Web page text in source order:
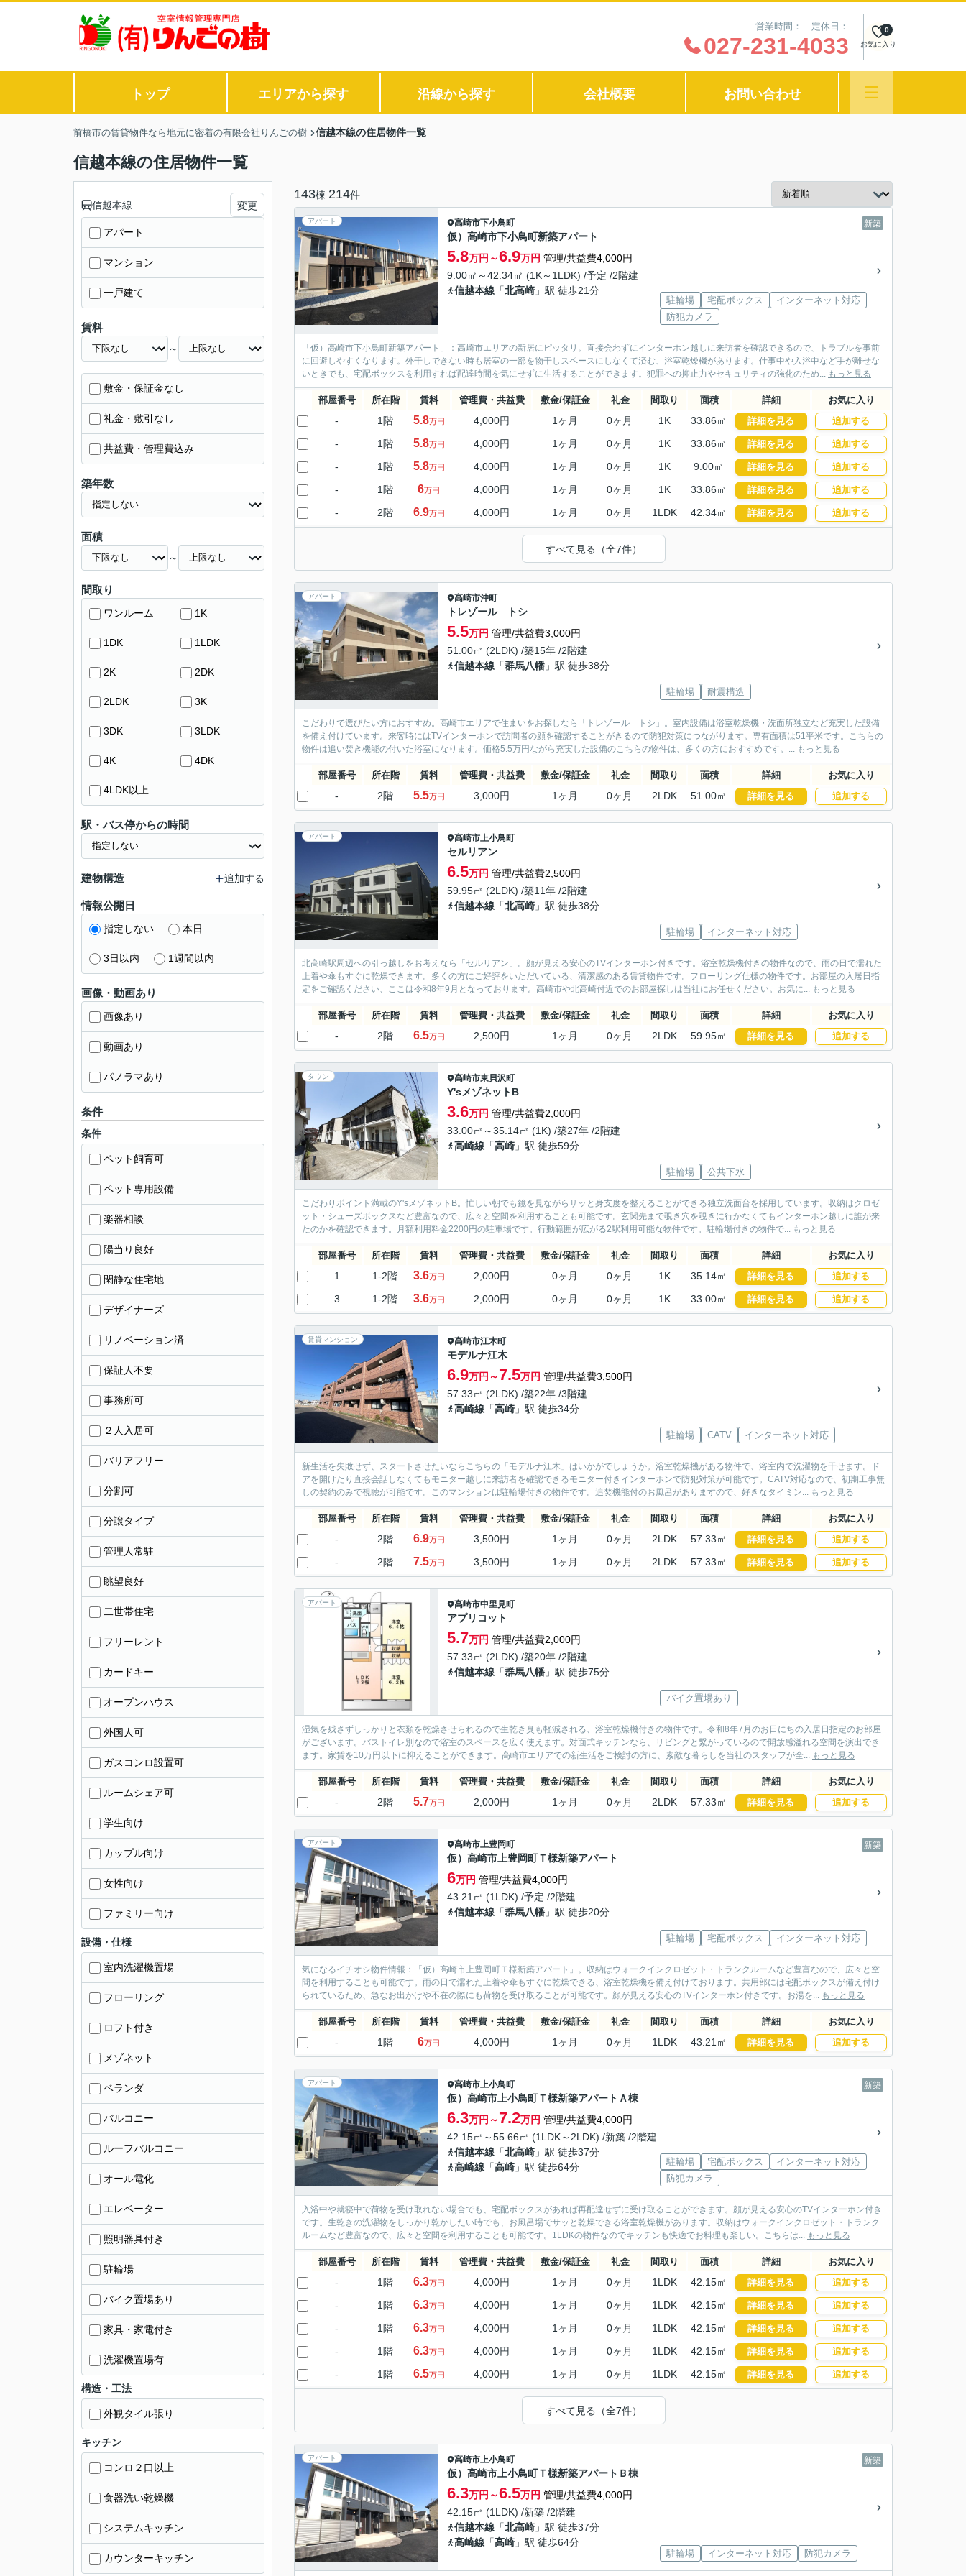
営業時間： 定休日：
027-231-4033 お気に入り
0
トップ エリアから探す 沿線から探す 会社概要 お問い合わせ
前橋市の賃貸物件なら地元に密着の有限会社りんごの樹 信越本線の住居物件一覧
信越本線の住居物件一覧
143棟 214件
アパート 新築
高崎市下小鳥町
仮）高崎市下小鳥町新築アパート
5.8万円～6.9万円 管理/共益費4,000円
9.00㎡～42.34㎡ (1K～1LDK) /予定 /2階建
信越本線 「北高崎 」駅 徒歩21分
駐輪場 宅配ボックス
インターネット対応
防犯カメラ
「仮）高崎市下小鳥町新築アパート」：高崎市エリアの新居にピッタリ。直接会わずにインターホン越しに来訪者を確認できるので、トラブルを事前
に回避しやすくなります。外干しできない時も居室の一部を物干しスペースにしなくて済む、浴室乾燥機があります。仕事中や入浴中など手が離せな
いときでも、宅配ボックスを利用すれば配達時間を気にせずに生活することができます。犯罪への抑止力やセキュリティの強化のため... もっと見る
部屋番号 所在階 賃料 管理費・共益費 敷金/保証金 礼金 間取り 面積 詳細 お気に入り
- 1階 5.8万円 4,000円 1ヶ月 0ヶ月 1K 33.86㎡ 詳細を見る 追加する
- 1階 5.8万円 4,000円 1ヶ月 0ヶ月 1K 33.86㎡ 詳細を見る 追加する
- 1階 5.8万円 4,000円 1ヶ月 0ヶ月 1K 9.00㎡ 詳細を見る 追加する
- 1階 6万円 4,000円 1ヶ月 0ヶ月 1K 33.86㎡ 詳細を見る 追加する
- 2階 6.9万円 4,000円 1ヶ月 0ヶ月 1LDK 42.34㎡ 詳細を見る 追加する
すべて見る（全7件）
アパート 高崎市沖町
トレゾール トシ
5.5万円 管理/共益費3,000円
51.00㎡ (2LDK) /築15年 /2階建
信越本線 「群馬八幡 」駅 徒歩38分
駐輪場 耐震構造
こだわりで選びたい方におすすめ。高崎市エリアで住まいをお探しなら「トレゾール トシ」。室内設備は浴室乾燥機・洗面所独立など充実した設備
を備え付けています。来客時にはTVインターホンで訪問者の顔を確認することがきるので防犯対策につながります。専有面積は51平米です。こちらの
物件は追い焚き機能の付いた浴室になります。価格5.5万円ながら充実した設備のこちらの物件は、多くの方におすすめです。... もっと見る
部屋番号 所在階 賃料 管理費・共益費 敷金/保証金 礼金 間取り 面積 詳細 お気に入り
- 2階 5.5万円 3,000円 1ヶ月 0ヶ月 2LDK 51.00㎡ 詳細を見る 追加する
アパート 高崎市上小鳥町
セルリアン
6.5万円 管理/共益費2,500円
59.95㎡ (2LDK) /築11年 /2階建
信越本線 「北高崎 」駅 徒歩38分
駐輪場 インターネット対応
北高崎駅周辺への引っ越しをお考えなら「セルリアン」。顔が見える安心のTVインターホン付きです。浴室乾燥機付きの物件なので、雨の日で濡れた
上着や傘もすぐに乾燥できます。多くの方にご好評をいただいている、清潔感のある賃貸物件です。フローリング仕様の物件です。お部屋の入居日指
定をご確認ください、ここは令和8年9月となっております。高崎市や北高崎付近でのお部屋探しは当社にお任せください。お気に... もっと見る
部屋番号 所在階 賃料 管理費・共益費 敷金/保証金 礼金 間取り 面積 詳細 お気に入り
- 2階 6.5万円 2,500円 1ヶ月 0ヶ月 2LDK 59.95㎡ 詳細を見る 追加する
タウン 高崎市東貝沢町
Y'sメゾネットB
3.6万円 管理/共益費2,000円
33.00㎡～35.14㎡ (1K) /築27年 /2階建
高崎線 「高崎 」駅 徒歩59分
駐輪場 公共下水
こだわりポイント満載のY'sメゾネットB。忙しい朝でも鏡を見ながらサッと身支度を整えることができる独立洗面台を採用しています。収納はクロゼ
ット・シューズボックスなど豊富なので、広々と空間を利用することも可能です。玄関先まで覗き穴を覗きに行かなくてもインターホン越しに誰が来
たのかを確認できます。月額利用料金2200円の駐車場です。行動範囲が広がる2駅利用可能な物件です。駐輪場付きの物件で... もっと見る
部屋番号 所在階 賃料 管理費・共益費 敷金/保証金 礼金 間取り 面積 詳細 お気に入り
1 1-2階 3.6万円 2,000円 0ヶ月 0ヶ月 1K 35.14㎡ 詳細を見る 追加する
3 1-2階 3.6万円 2,000円 0ヶ月 0ヶ月 1K 33.00㎡ 詳細を見る 追加する
賃貸マンション 高崎市江木町
モデルナ江木
6.9万円～7.5万円 管理/共益費3,500円
57.33㎡ (2LDK) /築22年 /3階建
高崎線 「高崎 」駅 徒歩34分
駐輪場 CATV インターネット対応
新生活を失敗せず、スタートさせたいならこちらの「モデルナ江木」はいかがでしょうか。浴室乾燥機がある物件で、浴室内で洗濯物を干せます。ド
アを開けたり直接会話しなくてもモニター越しに来訪者を確認できるモニター付きインターホンで防犯対策が可能です。CATV対応なので、初期工事無
しの契約のみで視聴が可能です。このマンションは駐輪場付きの物件です。追焚機能付のお風呂がありますので、好きなタイミン... もっと見る
部屋番号 所在階 賃料 管理費・共益費 敷金/保証金 礼金 間取り 面積 詳細 お気に入り
- 2階 6.9万円 3,500円 1ヶ月 0ヶ月 2LDK 57.33㎡ 詳細を見る 追加する
- 2階 7.5万円 3,500円 1ヶ月 0ヶ月 2LDK 57.33㎡ 詳細を見る 追加する
アパート 高崎市中里見町
アプリコット
5.7万円 管理/共益費2,000円
57.33㎡ (2LDK) /築20年 /2階建
信越本線 「群馬八幡 」駅 徒歩75分
バイク置場あり
湿気を残さずしっかりと衣類を乾燥させられるので生乾き臭も軽減される、浴室乾燥機付きの物件です。令和8年7月のお日にちの入居日指定のお部屋
がございます。バストイレ別なので浴室のスペースを広く使えます。対面式キッチンなら、リビングと繋がっているので開放感溢れる空間を演出でき
ます。家賃を10万円以下に抑えることができます。高崎市エリアでの新生活をご検討の方に、素敵な暮らしを当社のスタッフが全... もっと見る
部屋番号 所在階 賃料 管理費・共益費 敷金/保証金 礼金 間取り 面積 詳細 お気に入り
- 2階 5.7万円 2,000円 1ヶ月 0ヶ月 2LDK 57.33㎡ 詳細を見る 追加する
アパート 新築
高崎市上豊岡町
仮）高崎市上豊岡町Ｔ様新築アパート
6万円 管理/共益費4,000円
43.21㎡ (1LDK) /予定 /2階建
信越本線 「群馬八幡 」駅 徒歩20分
駐輪場 宅配ボックス インターネット対応
気になるイチオシ物件情報：「仮）高崎市上豊岡町Ｔ様新築アパート」。収納はウォークインクロゼット・トランクルームなど豊富なので、広々と空
間を利用することも可能です。雨の日で濡れた上着や傘もすぐに乾燥できる、浴室乾燥機を備え付けております。共用部には宅配ボックスが備え付け
られているため、急なお出かけや不在の際にも荷物を受け取ることが可能です。顔が見える安心のTVインターホン付きです。お湯を... もっと見る
部屋番号 所在階 賃料 管理費・共益費 敷金/保証金 礼金 間取り 面積 詳細 お気に入り
- 1階 6万円 4,000円 1ヶ月 0ヶ月 1LDK 43.21㎡ 詳細を見る 追加する
アパート 新築
高崎市上小鳥町
仮）高崎市上小鳥町Ｔ様新築アパートＡ棟
6.3万円～7.2万円 管理/共益費4,000円
42.15㎡～55.66㎡ (1LDK～2LDK) /新築 /2階建
信越本線 「北高崎 」駅 徒歩37分
高崎線 「高崎 」駅 徒歩64分 駐輪場 宅配ボックス
インターネット対応
防犯カメラ
入浴中や就寝中で荷物を受け取れない場合でも、宅配ボックスがあれば再配達せずに受け取ることができます。顔が見える安心のTVインターホン付き
です。生乾きの洗濯物をしっかり乾かしたい時でも、お風呂場でサッと乾燥できる浴室乾燥機があります。収納はウォークインクロゼット・トランク
ルームなど豊富なので、広々と空間を利用することも可能です。1LDKの物件なのでキッチンも快適でお料理も楽しい。こちらは... もっと見る
部屋番号 所在階 賃料 管理費・共益費 敷金/保証金 礼金 間取り 面積 詳細 お気に入り
- 1階 6.3万円 4,000円 1ヶ月 0ヶ月 1LDK 42.15㎡ 詳細を見る 追加する
- 1階 6.3万円 4,000円 1ヶ月 0ヶ月 1LDK 42.15㎡ 詳細を見る 追加する
- 1階 6.3万円 4,000円 1ヶ月 0ヶ月 1LDK 42.15㎡ 詳細を見る 追加する
- 1階 6.3万円 4,000円 1ヶ月 0ヶ月 1LDK 42.15㎡ 詳細を見る 追加する
- 1階 6.5万円 4,000円 1ヶ月 0ヶ月 1LDK 42.15㎡ 詳細を見る 追加する
すべて見る（全7件）
アパート 新築
高崎市上小鳥町
仮）高崎市上小鳥町Ｔ様新築アパートＢ棟
6.3万円～6.5万円 管理/共益費4,000円
42.15㎡ (1LDK) /新築 /2階建
信越本線 「北高崎 」駅 徒歩37分
高崎線 「高崎 」駅 徒歩64分
駐輪場 インターネット対応 防犯カメラ
信越本線 変更
アパート
マンション
一戸建て
賃料
～
敷金・保証金なし
礼金・敷引なし
共益費・管理費込み
築年数
面積
～
間取り
ワンルーム 1K
1DK 1LDK
2K 2DK
2LDK 3K
3DK 3LDK
4K 4DK
4LDK以上
駅・バス停からの時間
建物構造 追加する
情報公開日
指定しない 本日
3日以内 1週間以内
画像・動画あり
画像あり
動画あり
パノラマあり
条件
条件
ペット飼育可
ペット専用設備
楽器相談
陽当り良好
閑静な住宅地
デザイナーズ
リノベーション済
保証人不要
事務所可
２人入居可
バリアフリー
分割可
分譲タイプ
管理人常駐
眺望良好
二世帯住宅
フリーレント
カードキー
オープンハウス
外国人可
ガスコンロ設置可
ルームシェア可
学生向け
カップル向け
女性向け
ファミリー向け
設備・仕様
室内洗濯機置場
フローリング
ロフト付き
メゾネット
ベランダ
バルコニー
ルーフバルコニー
オール電化
エレベーター
照明器具付き
駐輪場
バイク置場あり
家具・家電付き
洗濯機置場有
構造・工法
外観タイル張り
キッチン
コンロ２口以上
食器洗い乾燥機
システムキッチン
カウンターキッチン